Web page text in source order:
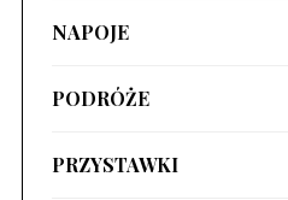
NAPOJE
PODRÓŻE
PRZYSTAWKI